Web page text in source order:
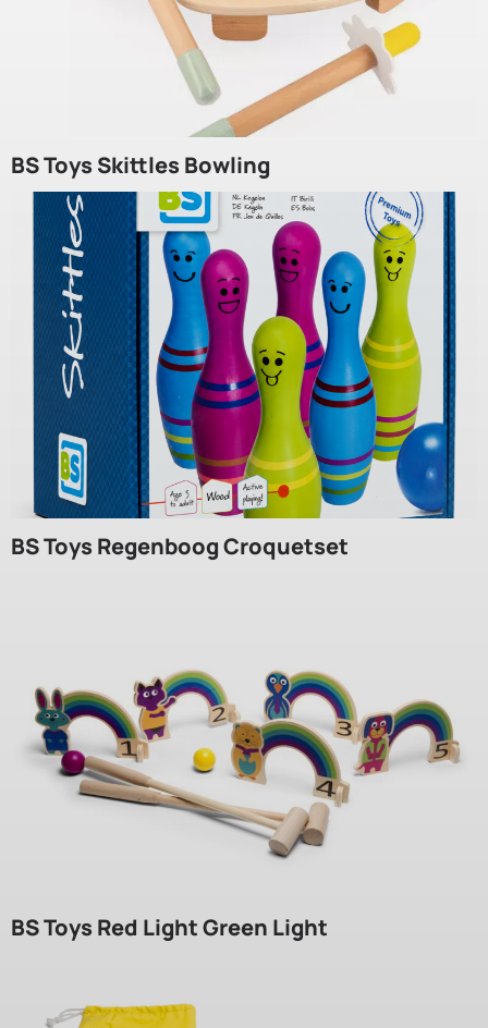
BS Toys Skittles Bowling
BS Toys Regenboog Croquetset
BS Toys Red Light Green Light